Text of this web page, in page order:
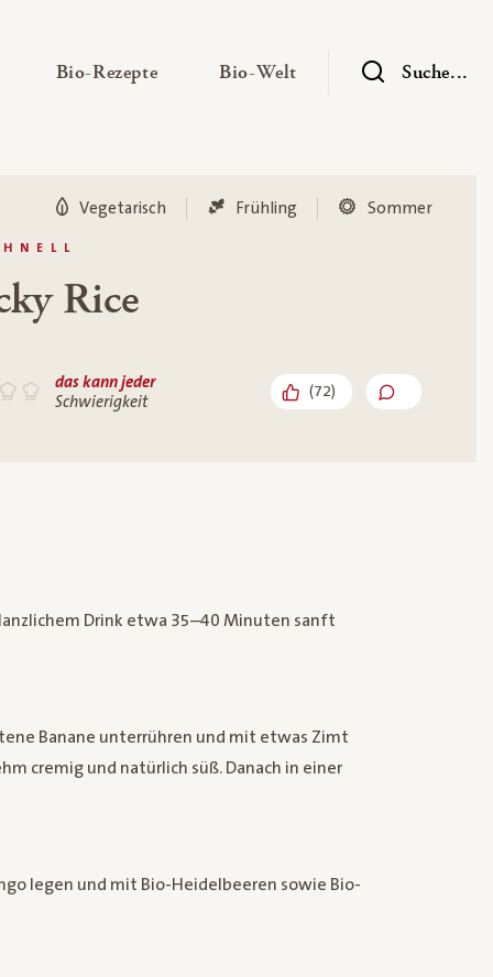
Untermenü ausklappen
Bio-Rezepte— Untermenü ausklappen
Bio-Welt — UntermenüSuche...
Vegetarisch Frühling Sommer
Rice
das kann jeder
Schwierigkeit
(72)
Drink etwa 35–40 Minuten sanft
Banane unterrühren und mit etwas Zimt
cremig und natürlich süß. Danach in einer
legen und mit Bio-Heidelbeeren sowie Bio-